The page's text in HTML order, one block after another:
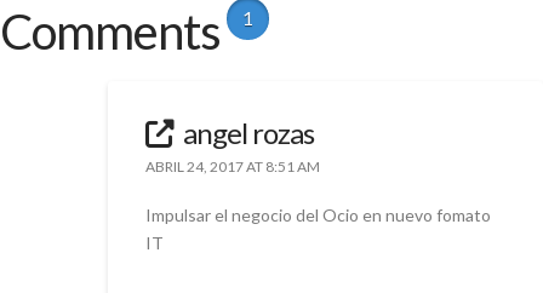
Comments 1
angel rozas
ABRIL 24, 2017 AT 8:51 AM
Impulsar el negocio del Ocio en nuevo fomato
IT